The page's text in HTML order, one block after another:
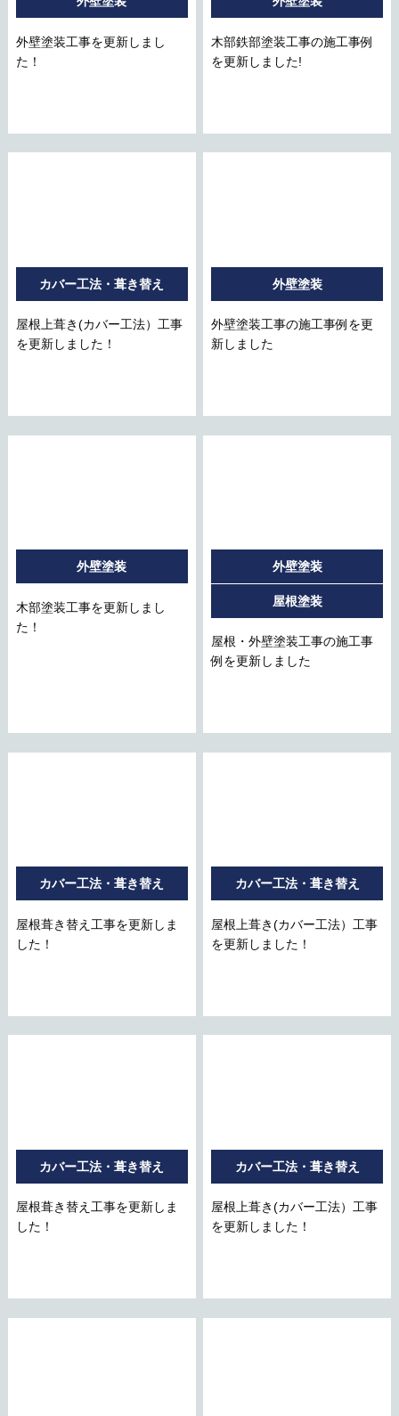
外壁塗装工事を更新しまし
た！
木部鉄部塗装工事の施工事例
を更新しました!
カバー工法・葺き替え
屋根上葺き(カバー工法）工事
を更新しました！
外壁塗装
外壁塗装工事の施工事例を更
新しました
外壁塗装
木部塗装工事を更新しまし
た！
外壁塗装
屋根塗装
屋根・外壁塗装工事の施工事
例を更新しました
カバー工法・葺き替え
屋根葺き替え工事を更新しま
した！
カバー工法・葺き替え
屋根上葺き(カバー工法）工事
を更新しました！
カバー工法・葺き替え
屋根葺き替え工事を更新しま
した！
カバー工法・葺き替え
屋根上葺き(カバー工法）工事
を更新しました！